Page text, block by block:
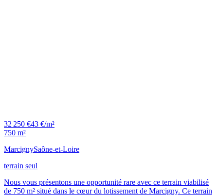
32 250 €43 €/m²
750 m²
MarcignySaône-et-Loire
terrain seul
Nous vous présentons une opportunité rare avec ce terrain viabilisé
de 750 m² situé dans le cœur du lotissement de Marcigny. Ce terrain